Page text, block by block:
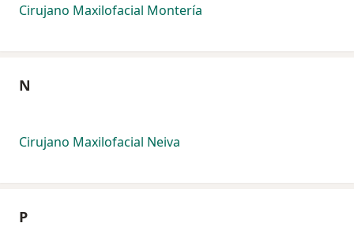
Cirujano Maxilofacial Montería
N
Cirujano Maxilofacial Neiva
P